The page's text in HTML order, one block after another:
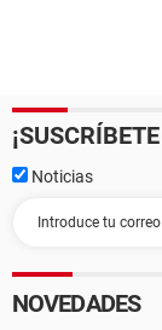
Noticias
NOVEDADES